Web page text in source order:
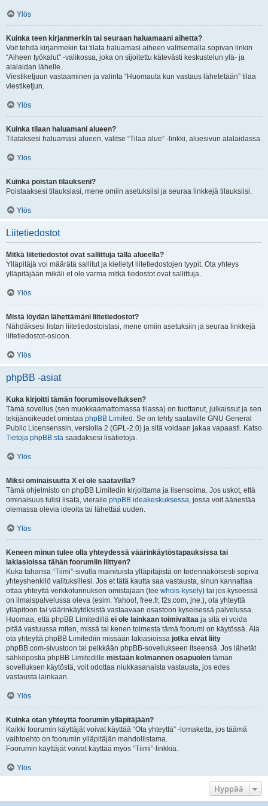
Ylös
Kuinka teen kirjanmerkin tai seuraan haluamaani aihetta?
Voit tehdä kirjanmekin tai tilata haluamasi aiheen valitsemalla sopivan linkin
“Aiheen työkalut” -valikossa, joka on sijoitettu kätevästi keskustelun ylä- ja
alalaidan lähelle.
Viestiketjuun vastaaminen ja valinta “Huomauta kun vastaus lähetetään” tilaa
viestiketjun.
Ylös
Kuinka tilaan haluamani alueen?
Tilataksesi haluamasi alueen, valitse “Tilaa alue” -linkki, aluesivun alalaidassa.
Ylös
Kuinka poistan tilaukseni?
Poistaaksesi tilauksiasi, mene omiin asetuksiisi ja seuraa linkkejä tilauksiisi.
Ylös
Liitetiedostot
Mitkä liitetiedostot ovat sallittuja tällä alueella?
Ylläpitäjä voi määrätä sallitut ja kielletyt liitetiedostojen tyypit. Ota yhteys
ylläpitäjään mikäli et ole varma mitkä tiedostot ovat sallittuja..
Ylös
Mistä löydän lähettämäni liitetiedostot?
Nähdäksesi listan liitetiedostoistasi, mene omiin asetuksiin ja seuraa linkkejä
liitetiedostot-osioon.
Ylös
phpBB -asiat
Kuka kirjoitti tämän foorumisovelluksen?
Tämä sovellus (sen muokkaamattomassa tilassa) on tuottanut, julkaissut ja sen
tekijänoikeudet omistaa phpBB Limited . Se on tehty saataville GNU General
Public Licensenssin, versiolla 2 (GPL-2.0) ja sitä voidaan jakaa vapaasti. Katso
Tietoja phpBB:stä saadaksesi lisätietoja.
Ylös
Miksi ominaisuutta X ei ole saatavilla?
Tämä ohjelmisto on phpBB Limitedin kirjoittama ja lisensoima. Jos uskot, että
ominaisuus tulisi lisätä, vieraile phpBB ideakeskuksessa, jossa voit äänestää
olemassa olevia ideoita tai lähettää uuden.
Ylös
Keneen minun tulee olla yhteydessä väärinkäytöstapauksissa tai
lakiasioissa tähän foorumiin liittyen?
Kuka tahansa “Tiimi”-sivulla mainituista ylläpitäjistä on todennäköisesti sopiva
yhteyshenkilö valituksillesi. Jos et tätä kautta saa vastausta, sinun kannattaa
ottaa yhteyttä verkkotunnuksen omistajaan (tee whois-kysely) tai jos kyseessä
on ilmaispalvelussa oleva (esim. Yahoo!, free.fr, f2s.com, jne.), ota yhteyttä
ylläpitoon tai väärinkäytöksistä vastaavaan osastoon kyseisessä palvelussa.
Huomaa, että phpBB Limitedillä ei ole lainkaan toimivaltaa ja sitä ei voida
pitää vastuussa miten, missä tai kenen toimesta tämä foorumi on käytössä. Älä
ota yhteyttä phpBB Limitediin missään lakiasioissa jotka eivät liity
phpBB.com-sivustoon tai pelkkään phpBB-sovellukseen itseensä. Jos lähetät
sähköpostia phpBB Limitedille mistään kolmannen osapuolen tämän
sovelluksen käytöstä, voit odottaa niukkasanaista vastausta, jos edes
vastausta lainkaan.
Ylös
Kuinka otan yhteyttä foorumin ylläpitäjään?
Kaikki foorumin käyttäjät voivat käyttää “Ota yhteyttä” -lomaketta, jos täämä
vaihtoehto on foorumin ylläpitäjän mahdollistama.
Foorumin käyttäjät voivat käyttää myös “Tiimi”-linkkiä.
Ylös
Hyppää